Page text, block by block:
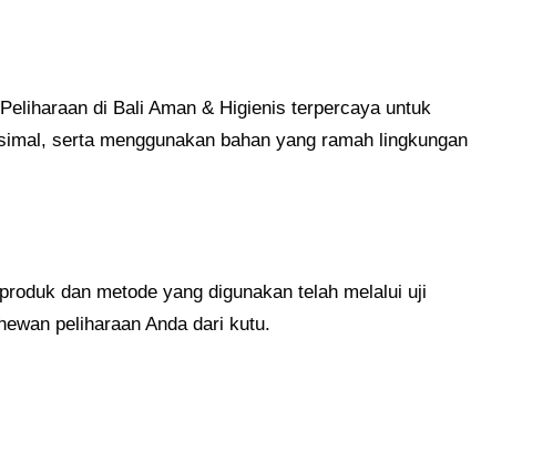
di Bali Aman & Higienis terpercaya untuk
serta menggunakan bahan yang ramah lingkungan
dan metode yang digunakan telah melalui uji
peliharaan Anda dari kutu.